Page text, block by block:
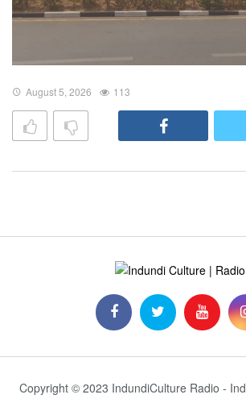
August 5, 2026 113
Copyright © 2023 IndundiCulture Radio -